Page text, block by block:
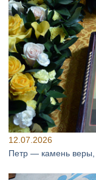
12.07.2026
Петр — камень